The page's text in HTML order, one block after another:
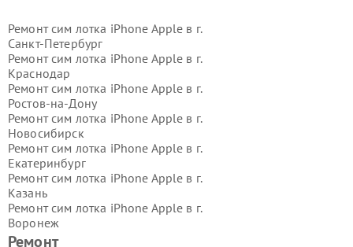
Ремонт
Ремонт сим лотка iPhone Apple в г.
Санкт-Петербург
Ремонт сим лотка iPhone Apple в г.
Краснодар
Ремонт сим лотка iPhone Apple в г.
Ростов-на-Дону
Ремонт сим лотка iPhone Apple в г.
Новосибирск
Ремонт сим лотка iPhone Apple в г.
Екатеринбург
Ремонт сим лотка iPhone Apple в г.
Казань
Ремонт сим лотка iPhone Apple в г.
Воронеж
Ремонт сим лотка iPhone Apple в г.